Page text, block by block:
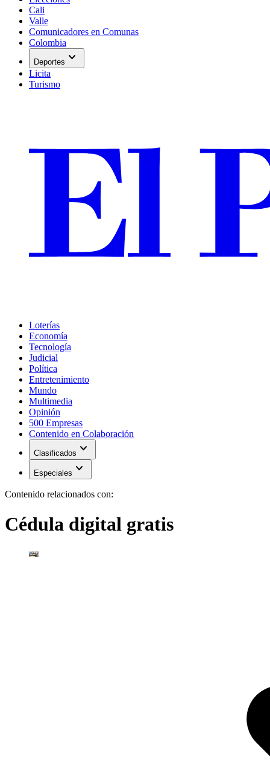
Cali
Valle
Comunicadores en Comunas
Colombia
Deportes expand_more
Licita
Turismo
Loterías
Economía
Tecnología
Judicial
Política
Entretenimiento
Mundo
Multimedia
Opinión
500 Empresas
Contenido en Colaboración
Clasificados expand_more
Especiales expand_more
Contenido relacionados con:
Cédula digital gratis